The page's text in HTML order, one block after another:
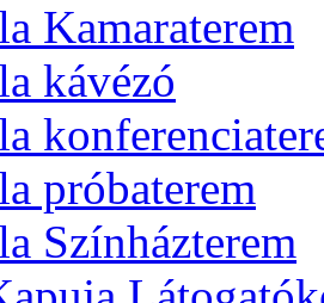
Kamaraterem
kávézó
próbaterem
Színházterem